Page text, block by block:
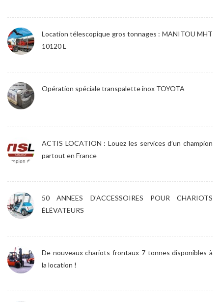
Location télescopique gros tonnages : MANITOU MHT
10120 L
Opération spéciale transpalette inox TOYOTA
ACTIS LOCATION : Louez les services d’un champion
partout en France
50 ANNEES D’ACCESSOIRES POUR CHARIOTS
ÉLÉVATEURS
De nouveaux chariots frontaux 7 tonnes disponibles à
la location !